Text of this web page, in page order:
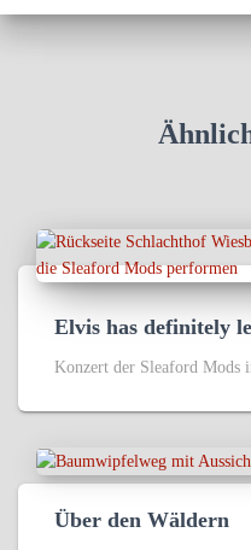
Elvis has definitely
Konzert der Sleaford Mods
Über den Wäldern